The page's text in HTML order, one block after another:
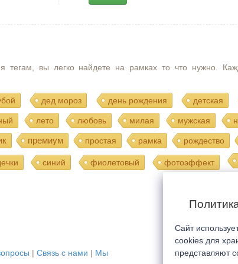
тегам, вы легко найдете на рамках то что нужно.
дед мороз день рождения детская
лето любовь милая мужская
премиум простая рамка рождество
синий фиолетовый фотоэффект
Мобильная
| Связь с нами | Мы
Сайт
cookies для
представляют